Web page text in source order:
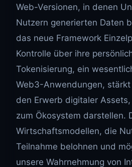
Web-Versionen, in denen
Nutzern generierten Daten
das neue Framework
Kontrolle über ihre
Tokenisierung, ein
Web3-Anwendungen,
den Erwerb digitaler
zum Ökosystem darstellen.
Wirtschaftsmodellen, die
Teilnahme belohnen und
unsere Wahrnehmung von